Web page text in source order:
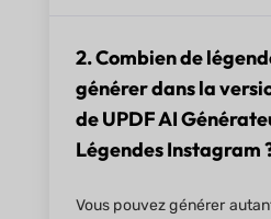
2. Combien de
générer dans la
de UPDF AI
Légendes Instagram
Vous pouvez générer